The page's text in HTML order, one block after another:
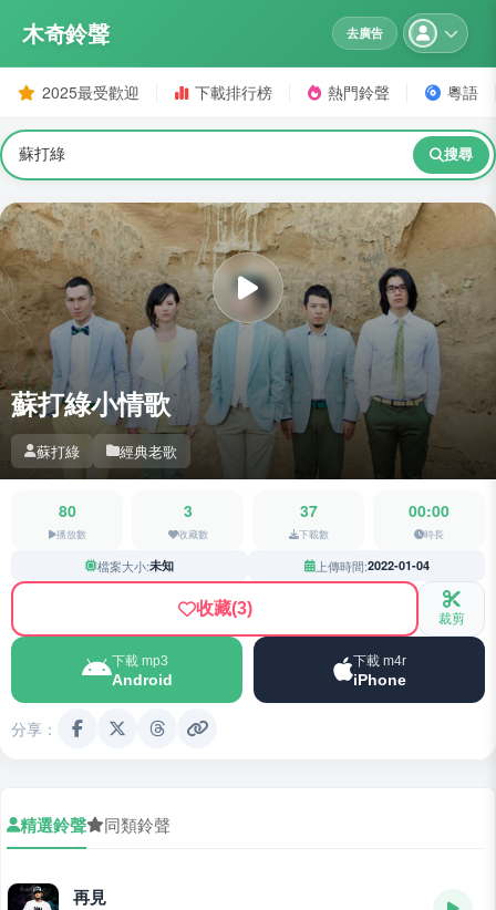
木奇鈴聲 去廣告
2025最受歡迎 下載排行榜 熱門鈴聲 粵語
搜尋
蘇打綠小情歌
蘇打綠 經典老歌
80
播放數
3
收藏數
37
下載數
00:00
時長
檔案大小:未知 上傳時間:2022-01-04
收藏(3) 裁剪
下載 mp3
Android
下載 m4r
iPhone
分享：
精選鈴聲 同類鈴聲
再見